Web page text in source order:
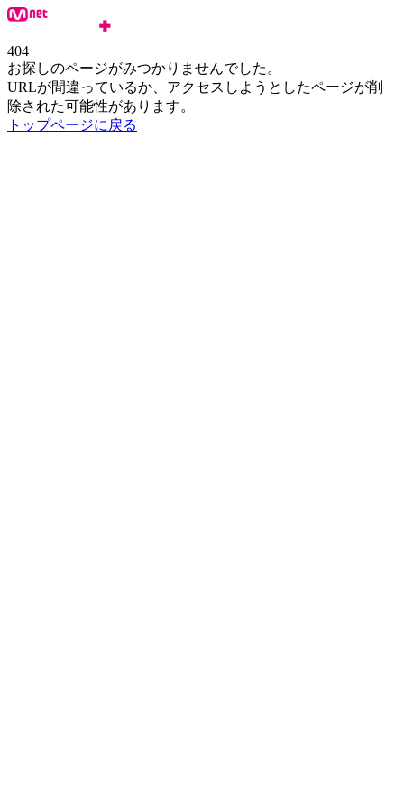
404
お探しのページがみつかりませんでした。
URLが間違っているか、アクセスしようとしたページが削
除された可能性があります。
トップページに戻る